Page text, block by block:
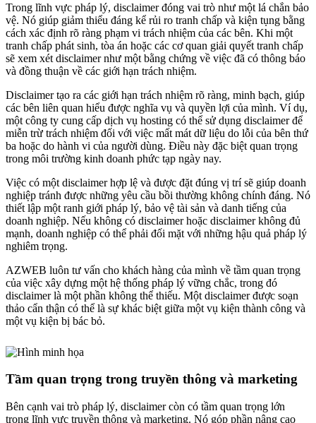
Trong lĩnh vực pháp lý, disclaimer đóng vai trò như một lá chắn bảo
vệ. Nó giúp giảm thiểu đáng kể rủi ro tranh chấp và kiện tụng bằng
cách xác định rõ ràng phạm vi trách nhiệm của các bên. Khi một
tranh chấp phát sinh, tòa án hoặc các cơ quan giải quyết tranh chấp
sẽ xem xét disclaimer như một bằng chứng về việc đã có thông báo
và đồng thuận về các giới hạn trách nhiệm.
Disclaimer tạo ra các giới hạn trách nhiệm rõ ràng, minh bạch, giúp
các bên liên quan hiểu được nghĩa vụ và quyền lợi của mình. Ví dụ,
một công ty cung cấp dịch vụ hosting có thể sử dụng disclaimer để
miễn trừ trách nhiệm đối với việc mất mát dữ liệu do lỗi của bên thứ
ba hoặc do hành vi của người dùng. Điều này đặc biệt quan trọng
trong môi trường kinh doanh phức tạp ngày nay.
Việc có một disclaimer hợp lệ và được đặt đúng vị trí sẽ giúp doanh
nghiệp tránh được những yêu cầu bồi thường không chính đáng. Nó
thiết lập một ranh giới pháp lý, bảo vệ tài sản và danh tiếng của
doanh nghiệp. Nếu không có disclaimer hoặc disclaimer không đủ
mạnh, doanh nghiệp có thể phải đối mặt với những hậu quả pháp lý
nghiêm trọng.
AZWEB luôn tư vấn cho khách hàng của mình về tầm quan trọng
của việc xây dựng một hệ thống pháp lý vững chắc, trong đó
disclaimer là một phần không thể thiếu. Một disclaimer được soạn
thảo cẩn thận có thể là sự khác biệt giữa một vụ kiện thành công và
một vụ kiện bị bác bỏ.
Tầm quan trọng trong truyền thông và marketing
Bên cạnh vai trò pháp lý, disclaimer còn có tầm quan trọng lớn
trong lĩnh vực truyền thông và marketing. Nó góp phần nâng cao